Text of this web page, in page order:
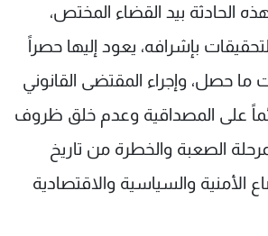
الحادثة بيد القضاء المختص،
بإشرافه، يعود إليها حصراً
ما حصل، وإجراء المقتضى القانوني
على المصداقية وعدم خلق ظروف
الصعبة والخطرة من تاريخ
الأمنية والسياسية والاقتصادية